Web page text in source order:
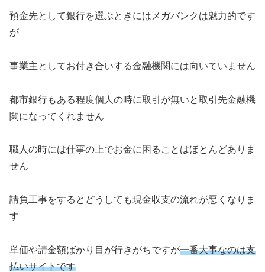
預金先として銀行を選ぶときにはメガバンクは魅力的です
が
事業主としてお付き合いする金融機関には向いていません
都市銀行もある程度個人の時に取引が無いと取引先金融機
関になってくれません
職人の時には仕事の上でお金に困ることはほとんどありま
せん
請負工事をするとどうしても現金収支の流れが悪くなりま
す
単価や請金額ばかり目が行きがちですが一番大事なのは支
払いサイトです